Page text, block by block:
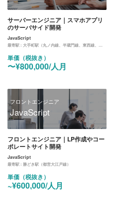
サーバーエンジニア｜スマホアプリ
のサーバサイド開発
JavaScript
最寄駅 : 大手町駅（丸ノ内線、半蔵門線、東西線、都営三田線、メトロ千代田線）
単価（税抜き）
〜¥800,000/人月
フロントエンジニア
JavaScript
フロントエンジニア｜LP作成やコー
ポレートサイト開発
JavaScript
最寄駅 : 勝どき駅（都営大江戸線）
単価（税抜き）
~¥600,000/人月